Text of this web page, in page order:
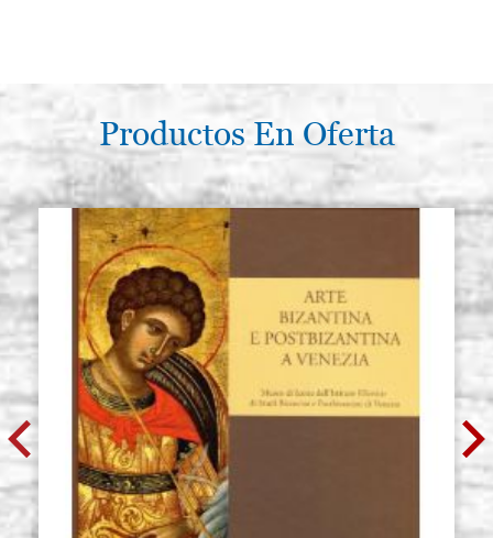
Productos En Oferta